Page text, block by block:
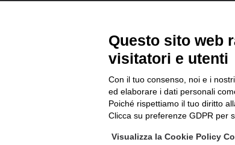
Contributi per la partecipazione delle MPMI alle fiere
COOKIE POLICY PREFERENZE GDPR
Questo sito web
visitatori e utenti
Con il tuo consenso, noi e i
ed elaborare i dati personali
Poiché rispettiamo il tuo diritto
Clicca su preferenze GDPR per
Visualizza la Cookie Policy